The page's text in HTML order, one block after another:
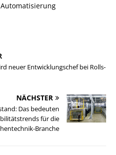
neuer Entwicklungschef bei Rolls-
NÄCHSTER
Das bedeuten
für die
Branche